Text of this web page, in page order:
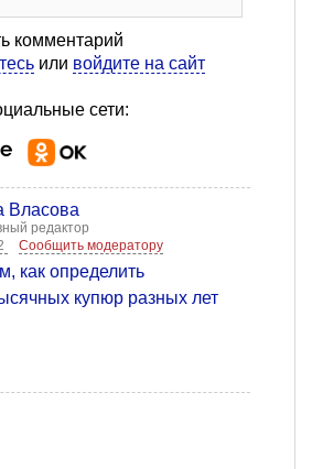
комментарий
или войдите на сайт
сети:
Власова
редактор
Сообщить модератору
как определить
купюр разных лет